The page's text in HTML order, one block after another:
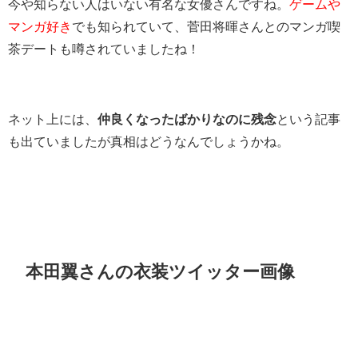
今や知らない人はいない有名な女優さんですね。 ゲームや
マンガ好き でも知られていて、菅田将暉さんとのマンガ喫
茶デートも噂されていましたね！
ネット上には、 仲良くなったばかりなのに残念という記事
も出ていましたが真相はどうなんでしょうかね。
本田翼さんの衣装ツイッター画像